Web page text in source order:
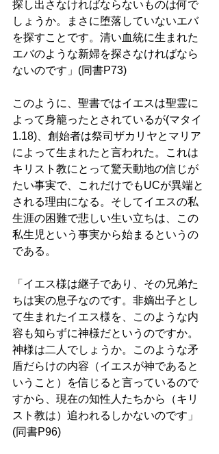
探し出さなければならないものは何で
しょうか。まさに堕落していないエバ
を探すことです。清い血統に生まれた
エバのような新婦を探さなければなら
ないのです」(同書P73)
このように、聖書ではイエスは聖霊に
よって身籠ったとされているが(マタイ
1.18)、創始者は祭司ザカリヤとマリア
によって生まれたと言われた。これは
キリスト教にとって驚天動地の信じが
たい事実で、これだけでもUCが異端と
される理由になる。そしてイエスの私
生涯の困難で悲しい生い立ちは、この
私生児という事実から始まるというの
である。
「イエス様は継子であり、その兄弟た
ちは実の息子なのです。非嫡出子とし
て生まれたイエス様を、このような内
容も知らずに神様だというのですか。
神様は二人でしょうか。このような矛
盾だらけの内容（イエスが神であると
いうこと）を信じると言っているので
すから、現在の知性人たちから（キリ
スト教は）追われるしかないのです」
(同書P96)